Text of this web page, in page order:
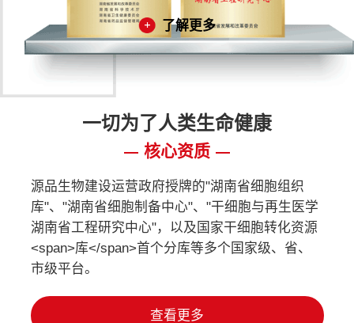
了解更多
一切为了人类生命健康
核心资质
源品生物建设运营政府授牌的"湖南省细胞组织
库"、"湖南省细胞制备中心"、"干细胞与再生医学
湖南省工程研究中心"，以及国家干细胞转化资源
<span>库</span>首个分库等多个国家级、省、
市级平台。
查看更多